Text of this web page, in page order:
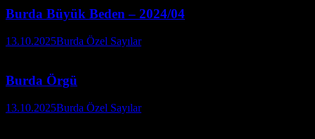
Burda Büyük Beden – 2024/04
13.10.2025Burda Özel Sayılar
Burda Örgü
13.10.2025Burda Özel Sayılar